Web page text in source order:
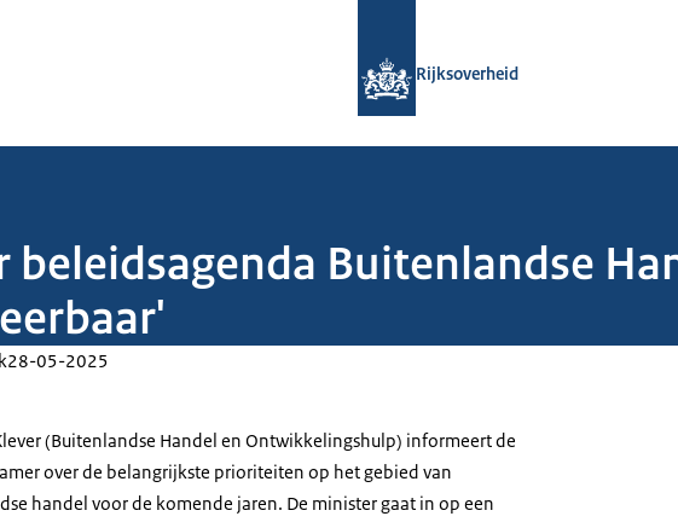
Rijksoverheid
beleidsagenda Buitenlandse
28-05-2025
(Buitenlandse Handel en Ontwikkelingshulp) informeert de
over de belangrijkste prioriteiten op het gebied van
handel voor de komende jaren. De minister gaat in op een